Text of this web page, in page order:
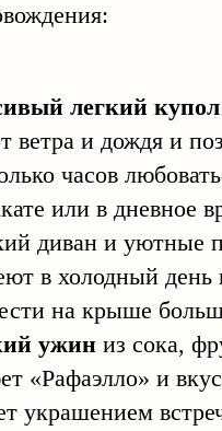
легкий купол
ветра и дождя и
часов
или в дневное
диван и уютные
в холодный день
на крыше
ужин из сока,
«Рафаэлло» и
украшением